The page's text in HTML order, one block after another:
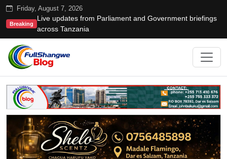
Friday, August 7, 2026
Breaking
Live updates from Parliament and Government briefings
across Tanzania